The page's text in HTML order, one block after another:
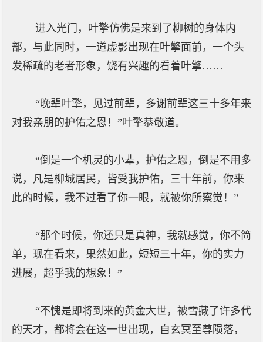
进入光门，叶擎仿佛是来到了柳树的身体内
部，与此同时，一道虚影出现在叶擎面前，一个头
发稀疏的老者形象，饶有兴趣的看着叶擎……
“晚辈叶擎，见过前辈，多谢前辈这三十多年来
对我亲朋的护佑之恩！”叶擎恭敬道。
“倒是一个机灵的小辈，护佑之恩，倒是不用多
说，凡是柳城居民，皆受我护佑，三十年前，你来
此的时候，我不过看了你一眼，就被你所察觉！”
“那个时候，你还只是真神，我就感觉，你不简
单，现在看来，果然如此，短短三十年，你的实力
进展，超乎我的想象！”
“不愧是即将到来的黄金大世，被雪藏了许多代
的天才，都将会在这一世出现，自玄冥至尊陨落，